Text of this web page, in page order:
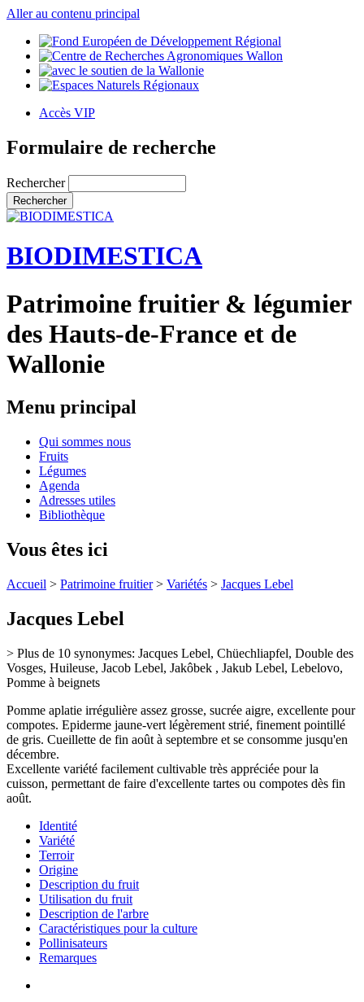
Aller au contenu principal
Accès VIP
Formulaire de recherche
Rechercher
BIODIMESTICA
Patrimoine fruitier & légumier
des Hauts-de-France et de
Wallonie
Menu principal
Qui sommes nous
Fruits
Légumes
Agenda
Adresses utiles
Bibliothèque
Vous êtes ici
Accueil > Patrimoine fruitier > Variétés > Jacques Lebel
Jacques Lebel
> Plus de 10 synonymes: Jacques Lebel, Chüechliapfel, Double des
Vosges, Huileuse, Jacob Lebel, Jakôbek , Jakub Lebel, Lebelovo,
Pomme à beignets
Pomme aplatie irrégulière assez grosse, sucrée aigre, excellente pour
compotes. Epiderme jaune-vert légèrement strié, finement pointillé
de gris. Cueillette de fin août à septembre et se consomme jusqu'en
décembre.
Excellente variété facilement cultivable très appréciée pour la
cuisson, permettant de faire d'excellente tartes ou compotes dès fin
août.
Identité
Variété
Terroir
Origine
Description du fruit
Utilisation du fruit
Description de l'arbre
Caractéristiques pour la culture
Pollinisateurs
Remarques